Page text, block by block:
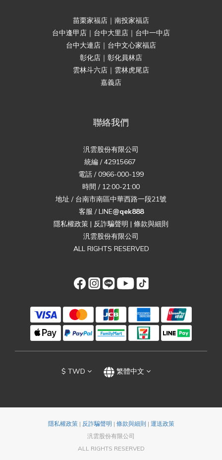
苗栗家福店｜南投家福店
台中逢甲店｜台中大里店｜台中一中店
台中大連店｜台中文心家福店
彰化店｜彰化員林店
雲林斗六店｜雲林虎尾店
嘉義店
聯絡我們
汎雲股份有限公司
統編 / 42915667
電話 / 0966-000-199
時間 / 12:00-21:00
地址 / 台南市南區中華西路一段21號
客服 / LINE@qek888
隱私權政策 | 反詐騙聲明 | 條款與細則
汎雲股份有限公司
ALL RIGHTS RESERVED
$ TWD 繁體中文
隱私權政策| 反詐騙聲明 | 條款與細則 | 運送政策
汎雲股份有限公司
ALL RIGHTS RESERVED